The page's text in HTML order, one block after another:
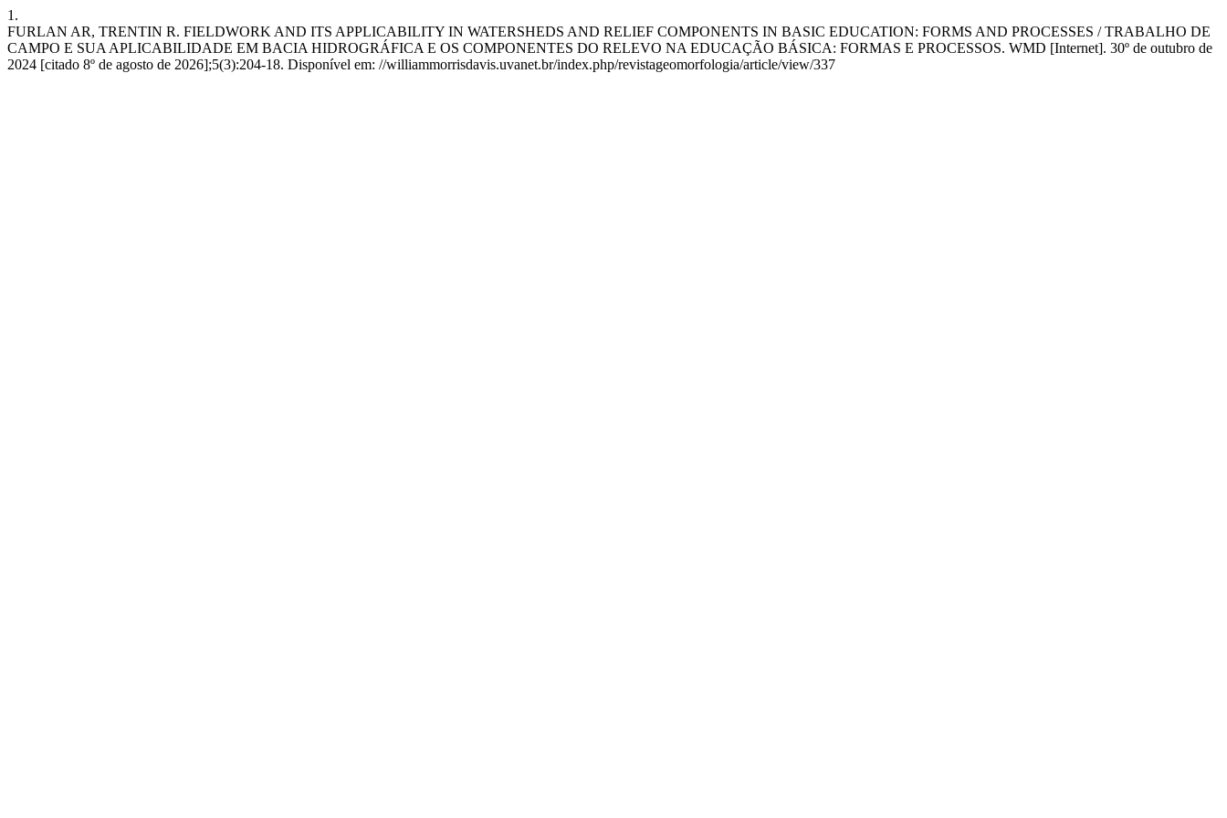
1.
FURLAN AR, TRENTIN R. FIELDWORK AND ITS APPLICABILITY IN WATERSHEDS AND RELIEF COMPONENTS IN BASIC EDUCATION: FORMS AND PROCESSES / TRABALHO DE
CAMPO E SUA APLICABILIDADE EM BACIA HIDROGRÁFICA E OS COMPONENTES DO RELEVO NA EDUCAÇÃO BÁSICA: FORMAS E PROCESSOS. WMD [Internet]. 30º de outubro de
2024 [citado 8º de agosto de 2026];5(3):204-18. Disponível em: //williammorrisdavis.uvanet.br/index.php/revistageomorfologia/article/view/337